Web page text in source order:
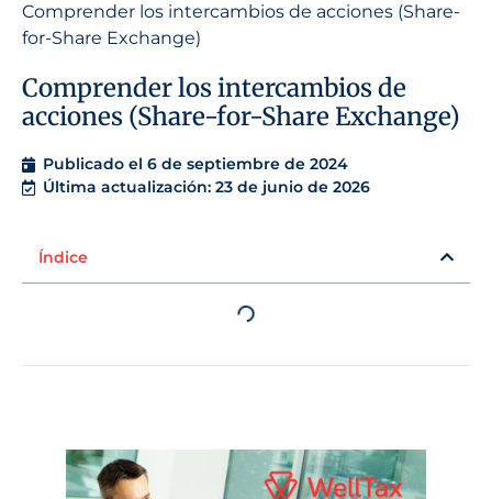
Comprender los intercambios de acciones (Share-
for-Share Exchange)
Comprender los intercambios de
acciones (Share-for-Share Exchange)
Publicado el 6 de septiembre de 2024
Última actualización: 23 de junio de 2026
Índice